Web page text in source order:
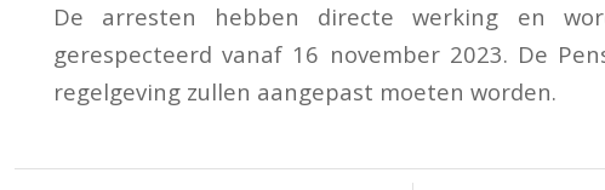
De arresten hebben directe werking en
gerespecteerd vanaf 16 november 2023. De
regelgeving zullen aangepast moeten worden.